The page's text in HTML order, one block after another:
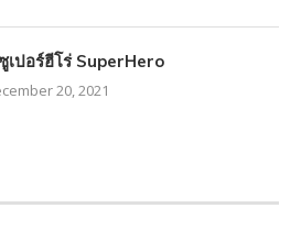
เปอร์ฮีโร่ SuperHero
20, 2021